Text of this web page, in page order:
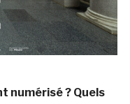
numérisé ? Quels